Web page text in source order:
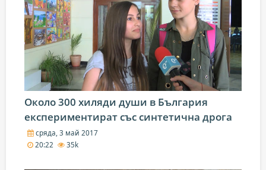
Около 300 хиляди души в България
експериментират със синтетична дрога
сряда, 3 май 2017
20:22
35k